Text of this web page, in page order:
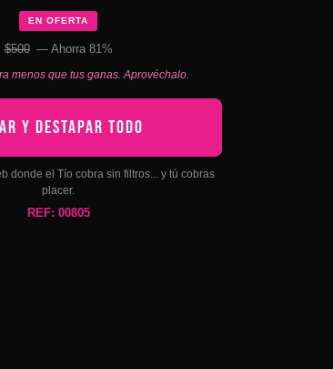
EN OFERTA
$500 — Ahorra 81%
menos que tus ganas. Aprovéchalo.
Y DESTAPAR TODO
donde el Tío cobra sin filtros... y tú cobras
placer.
REF: 00805